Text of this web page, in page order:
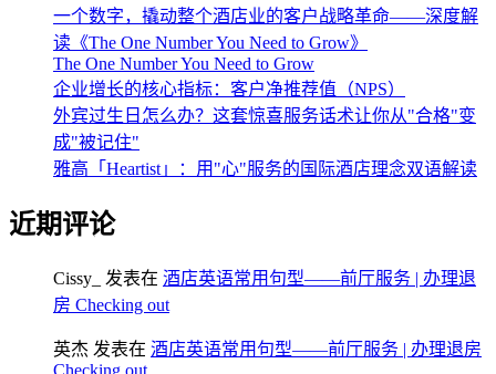
一个数字，撬动整个酒店业的客户战略革命——深度解
读《The One Number You Need to Grow》
The One Number You Need to Grow
企业增长的核心指标：客户净推荐值（NPS）
外宾过生日怎么办？这套惊喜服务话术让你从"合格"变
成"被记住"
雅高「Heartist」：用"心"服务的国际酒店理念双语解读
近期评论
Cissy_ 发表在 酒店英语常用句型——前厅服务 | 办理退
房 Checking out
英杰 发表在 酒店英语常用句型——前厅服务 | 办理退房
Checking out